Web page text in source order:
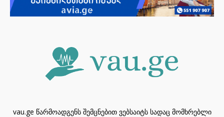
vau.ge წარმოადგენს შემცნებით ვებსაიტს სადაც მომხრებლი